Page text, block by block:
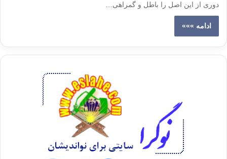
دوری از این اصل را باطل و گمراهی…
ادامه »»»